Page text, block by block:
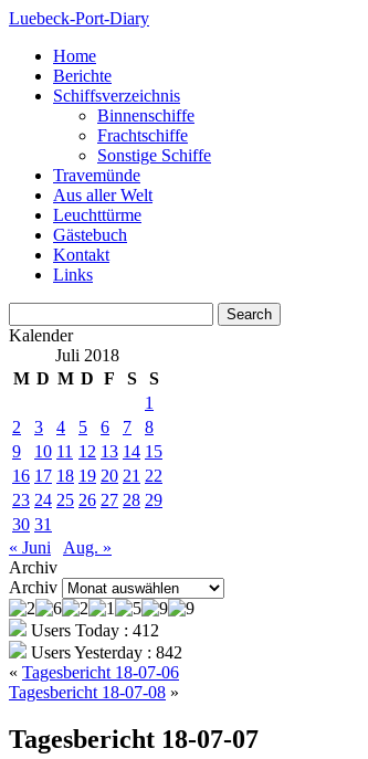
Luebeck-Port-Diary
Home
Berichte
Schiffsverzeichnis
Binnenschiffe
Frachtschiffe
Sonstige Schiffe
Travemünde
Aus aller Welt
Leuchttürme
Gästebuch
Kontakt
Links
Kalender
Juli 2018
M D M D F S
S
1
2
3 4 5 6 7
8
9
10 11 12 13 14 15
16 17 18 19 20 21 22
23 24 25 26 27 28 29
30 31
« Juni
Aug. »
Archiv
Archiv
Users Today : 412
Users Yesterday : 842
« Tagesbericht 18-07-06
Tagesbericht 18-07-08 »
Tagesbericht 18-07-07